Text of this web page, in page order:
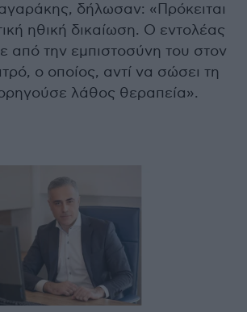
δήλωσαν: «Πρόκειται
ηθική δικαίωση. Ο εντολέας
από την εμπιστοσύνη του στον
ο οποίος, αντί να σώσει τη
λάθος θεραπεία».